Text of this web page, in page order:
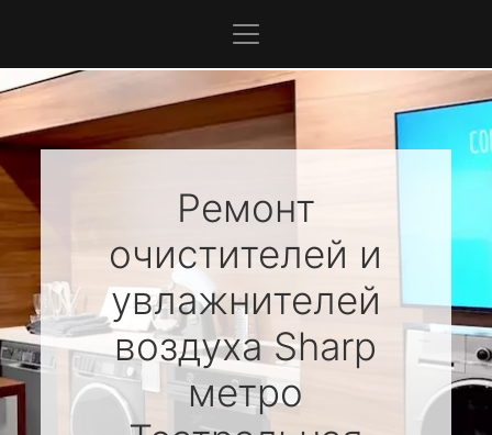
Ремонт
очистителей и
увлажнителей
воздухаSharp
метро